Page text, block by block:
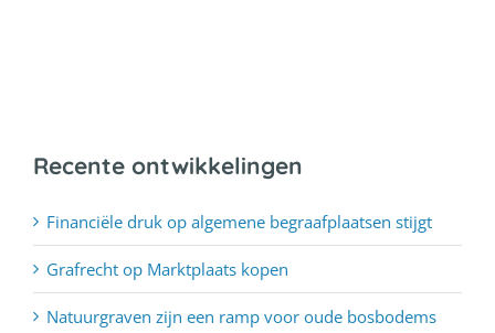
Recente ontwikkelingen
Financiële druk op algemene begraafplaatsen stijgt
Grafrecht op Marktplaats kopen
Natuurgraven zijn een ramp voor oude bosbodems